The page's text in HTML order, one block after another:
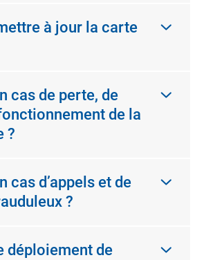
à jour la carte
cas de perte, de
de la
?
cas d’appels et de
?
déploiement de